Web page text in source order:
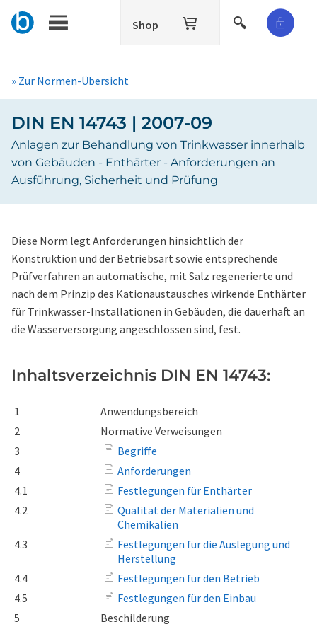
Shop
» Zur Normen-Übersicht
DIN EN 14743 | 2007-09
Anlagen zur Behandlung von Trinkwasser innerhalb
von Gebäuden - Enthärter - Anforderungen an
Ausführung, Sicherheit und Prüfung
Diese Norm legt Anforderungen hinsichtlich der
Konstruktion und der Betriebsart sowie entsprechende
Prüfverfahren an automatische, mit Salz regenerierte und
nach dem Prinzip des Kationaustausches wirkende Enthärter
für Trinkwasser-Installationen in Gebäuden, die dauerhaft an
die Wasserversorgung angeschlossen sind, fest.
Inhaltsverzeichnis DIN EN 14743:
1
Anwendungsbereich
2
Normative Verweisungen
3
Begriffe
4
Anforderungen
4.1
Festlegungen für Enthärter
4.2
Qualität der Materialien und
Chemikalien
4.3
Festlegungen für die Auslegung und
Herstellung
4.4
Festlegungen für den Betrieb
4.5
Festlegungen für den Einbau
5
Beschilderung